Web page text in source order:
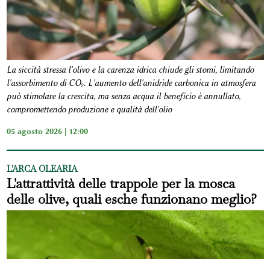
La siccità stressa l'olivo e la carenza idrica chiude gli stomi, limitando
l'assorbimento di CO₂. L'aumento dell'anidride carbonica in atmosfera
può stimolare la crescita, ma senza acqua il beneficio è annullato,
compromettendo produzione e qualità dell'olio
05 agosto 2026 | 12:00
L'ARCA OLEARIA
L'attrattività delle trappole per la mosca
delle olive, quali esche funzionano meglio?